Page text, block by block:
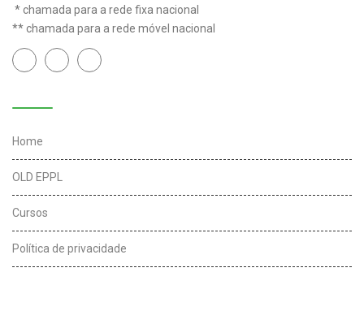
* chamada para a rede fixa nacional
** chamada para a rede móvel nacional
Home
OLD EPPL
Cursos
Política de privacidade